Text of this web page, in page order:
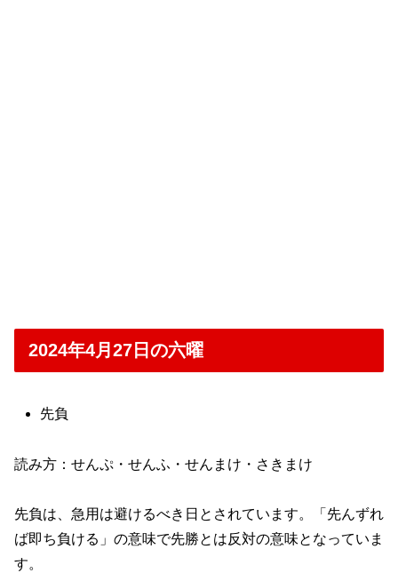
2024年4月27日の六曜
先負
読み方：せんぷ・せんふ・せんまけ・さきまけ
先負は、急用は避けるべき日とされています。「先んずれ
ば即ち負ける」の意味で先勝とは反対の意味となっていま
す。